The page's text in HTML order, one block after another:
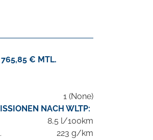
765,85 € MTL.
1 (None)
NACH WLTP:
8,5 l/100km
223 g/km